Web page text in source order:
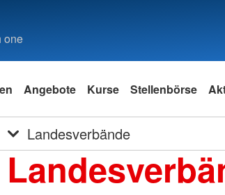
one
Angebote Kurse Stellenbörse
Landesverbände